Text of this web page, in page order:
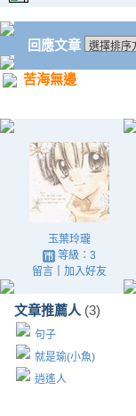
回應文章
苦海無邊
玉葉玲瓏
等級：3
留言｜ 加入好友
文章推薦人 (3)
句子
就是瑜(小魚)
逍遙人